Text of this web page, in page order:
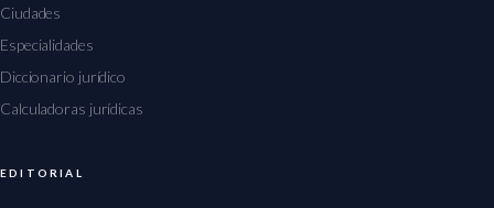
Ciudades
Especialidades
Diccionario jurídico
Calculadoras jurídicas
EDITORIAL